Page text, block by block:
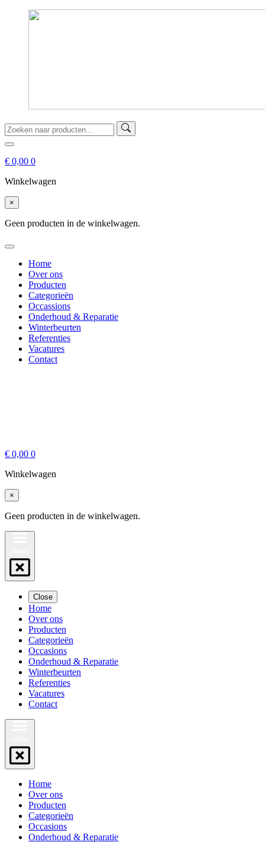
€ 0,00 0
Winkelwagen
×
Geen producten in de winkelwagen.
Home
Over ons
Producten
Categorieën
Occassions
Onderhoud & Reparatie
Winterbeurten
Referenties
Vacatures
Contact
€ 0,00 0
Winkelwagen
×
Geen producten in de winkelwagen.
Close
Home
Over ons
Producten
Categorieën
Occasions
Onderhoud & Reparatie
Winterbeurten
Referenties
Vacatures
Contact
Home
Over ons
Producten
Categorieën
Occasions
Onderhoud & Reparatie